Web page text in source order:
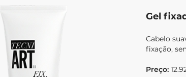
Gel
Cabelo
fixação,
Preço: